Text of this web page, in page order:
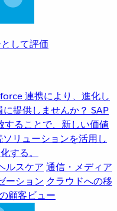
して評価
連携により、進化し
提供しませんか？ SAP
することで、新しい価値
リューションを活用し
する。
ルスケア 通信・メディア
ーション クラウドへの移
顧客ビュー